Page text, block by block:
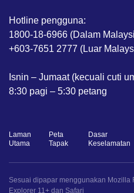
Hotline pengguna:
1800-18-6966 (Dalam
+603-7651 2777 (Luar
Isnin – Jumaat (kecuali cuti
8:30 pagi – 5:30 petang
Laman
Utama
Peta
Tapak
Dasar
Keselamatan
Sesuai dipapar menggunakan Mozilla
Explorer 11+ dan Safari